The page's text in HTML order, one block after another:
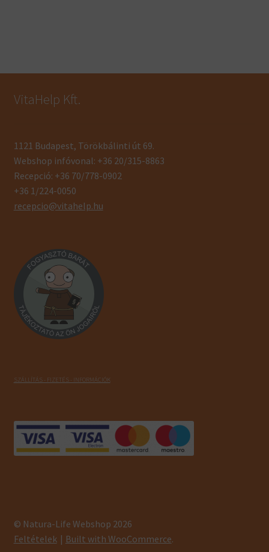
VitaHelp Kft.
1121 Budapest, Törökbálinti út 69.
Webshop infóvonal: +36 20/315-8863
Recepció: +36 70/778-0902
+36 1/224-0050
recepcio@vitahelp.hu
SZÁLLÍTÁS - FIZETÉS - INFORMÁCIÓK
© Natura-Life Webshop 2026
Feltételek
Built with WooCommerce.